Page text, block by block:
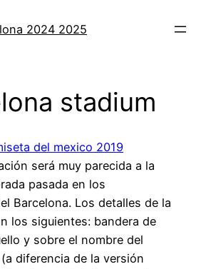
2024 2025
stadium
será muy parecida a la
pasada en los
Barcelona. Los detalles de la
los siguientes: bandera de
y sobre el nombre del
diferencia de la versión